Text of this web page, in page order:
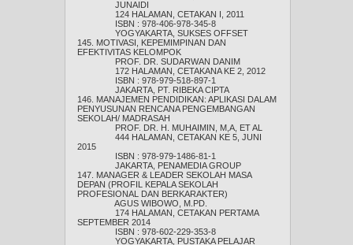
JUNAIDI
124 HALAMAN, CETAKAN I, 2011
ISBN : 978-406-978-345-8
YOGYAKARTA, SUKSES OFFSET
145. MOTIVASI, KEPEMIMPINAN DAN
EFEKTIVITAS KELOMPOK
PROF. DR. SUDARWAN DANIM
172 HALAMAN, CETAKANA KE 2, 2012
ISBN : 978-979-518-897-1
JAKARTA, PT. RIBEKA CIPTA
146. MANAJEMEN PENDIDIKAN: APLIKASI DALAM
PENYUSUNAN RENCANA PENGEMBANGAN
SEKOLAH/ MADRASAH
PROF. DR. H. MUHAIMIN, M,A, ET AL
444 HALAMAN, CETAKAN KE 5, JUNI
2015
ISBN : 978-979-1486-81-1
JAKARTA, PENAMEDIA GROUP
147. MANAGER & LEADER SEKOLAH MASA
DEPAN (PROFIL KEPALA SEKOLAH
PROFESIONAL DAN BERKARAKTER)
AGUS WIBOWO, M.PD.
174 HALAMAN, CETAKAN PERTAMA
SEPTEMBER 2014
ISBN : 978-602-229-353-8
YOGYAKARTA, PUSTAKA PELAJAR